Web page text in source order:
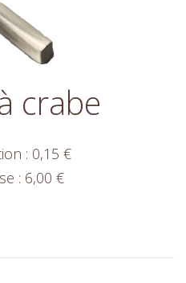
crabe
: 0,15 €
: 6,00 €